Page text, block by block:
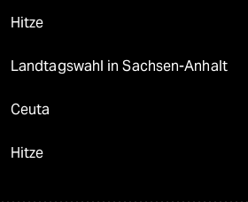
Hitze
Landtagswahl in Sachsen-Anhalt
Ceuta
Hitze